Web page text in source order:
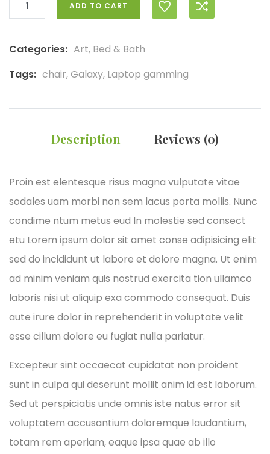
ADD TO CART
Categories: Art, Bed & Bath
Tags: chair,Galaxy, Laptop gamming
Description Reviews (0)
Proin est elentesque risus magna vulputate vitae
sodales uam morbi non sem lacus porta mollis. Nunc
condime ntum metus eud In molestie sed consect
etu Lorem ipsum dolor sit amet conse adipisicing elit
sed do incididunt ut labore et dolore magna. Ut enim
ad minim veniam quis nostrud exercita tion ullamco
laboris nisi ut aliquip exa commodo consequat. Duis
aute irure dolor in reprehenderit in voluptate velit
esse cillum dolore eu fugiat nulla pariatur.
Excepteur sint occaecat cupidatat non proident
sunt in culpa qui deserunt mollit anim id est laborum.
Sed ut perspiciatis unde omnis iste natus error sit
voluptatem accusantium doloremque laudantium,
totam rem aperiam, eaque ipsa quae ab illo